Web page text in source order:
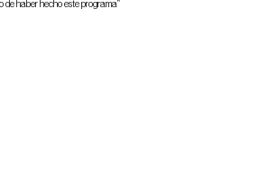
de haber hecho este programa”